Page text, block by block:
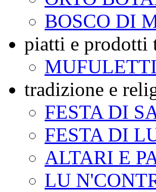
BOSCO DI
piatti e prodotti
MUFULETTI
tradizione e
FESTA DI
FESTA DI
ALTARI E
LU